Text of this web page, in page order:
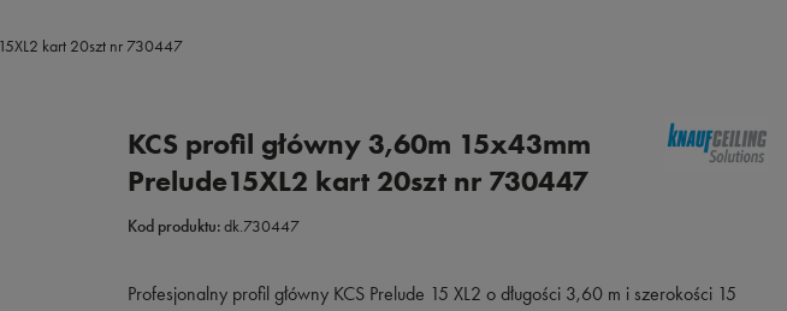
kart 20szt nr 730447
KCS profil główny 3,60m 15x43mm
Prelude15XL2 kart 20szt nr 730447
Kod produktu:dk.730447
Profesjonalny profil główny KCS Prelude 15 XL2 o długości 3,60 m i szerokości 15